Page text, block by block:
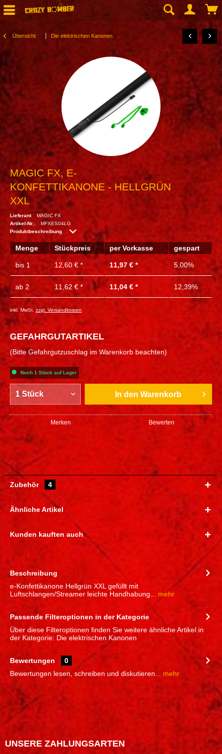
Übersicht Die elektrischen Kanonen
MAGIC FX, E-
KONFETTIKANONE - HELLGRÜN
XXL
Lieferant
MAGIC FX
Artikel-Nr.:
MFXES04LG
Produktbeschreibung
Menge Stückpreis per Vorkasse gespart
bis 1 12,60 € * 11,97 € * 5,00%
ab 2 11,62 € * 11,04 € * 12,39%
inkl. MwSt. zzgl. Versandkosten
GEFAHRGUTARTIKEL
(Bitte Gefahrgutzuschlag im Warenkorb beachten)
Noch 1 Stück auf Lager
In den Warenkorb
Merken Bewerten
Zubehör 4
Ähnliche Artikel
Kunden kauften auch
Beschreibung
e-Konfettikanone Hellgrün XXL gefüllt mit
Luftschlangen/Streamer leichte Handhabung...
mehr
Passende Filteroptionen in der Kategorie
Über diese Filteroptionen finden Sie weitere ähnliche Artikel in
der Kategorie: Die elektrischen Kanonen
Bewertungen
0
Bewertungen lesen, schreiben und diskutieren...
mehr
UNSERE ZAHLUNGSARTEN